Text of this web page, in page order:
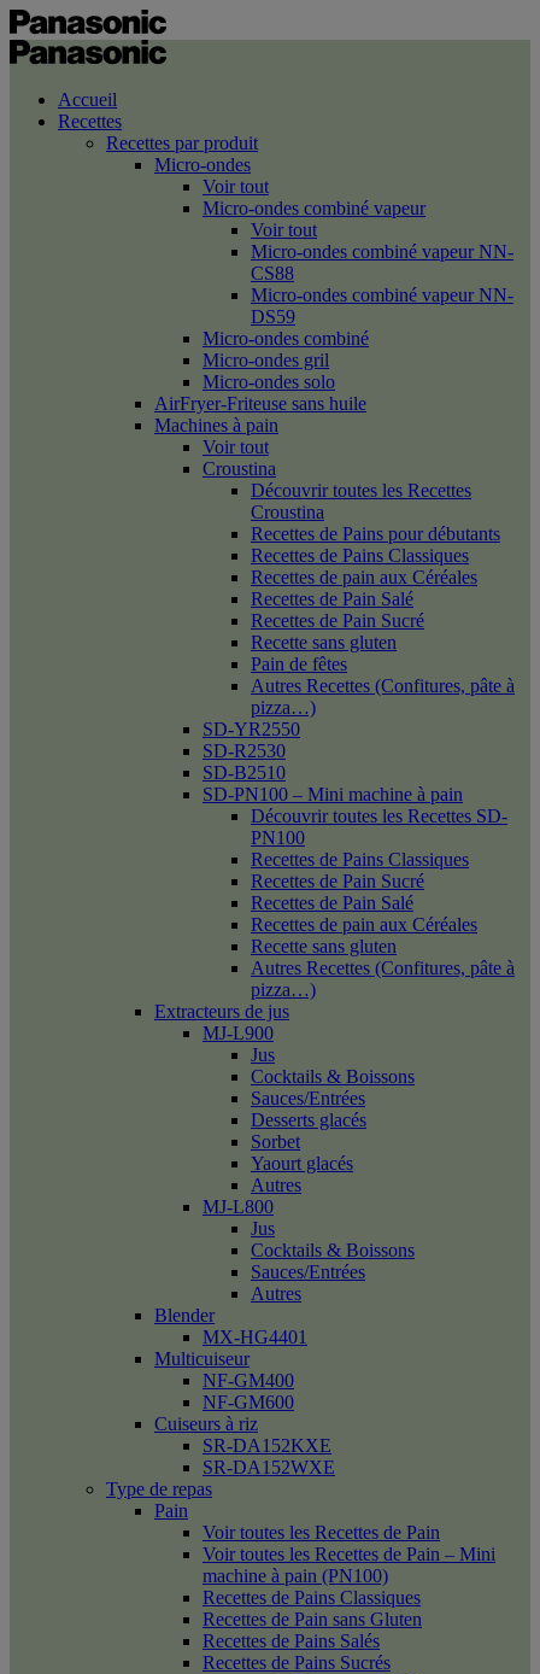
Accueil
Recettes
Recettes par produit
Micro-ondes
Voir tout
Micro-ondes combiné vapeur
Voir tout
Micro-ondes combiné vapeur NN-
CS88
Micro-ondes combiné vapeur NN-
DS59
Micro-ondes combiné
Micro-ondes gril
Micro-ondes solo
AirFryer-Friteuse sans huile
Machines à pain
Voir tout
Croustina
Découvrir toutes les Recettes
Croustina
Recettes de Pains pour débutants
Recettes de Pains Classiques
Recettes de pain aux Céréales
Recettes de Pain Salé
Recettes de Pain Sucré
Recette sans gluten
Pain de fêtes
Autres Recettes (Confitures, pâte à
pizza…)
SD-YR2550
SD-R2530
SD-B2510
SD-PN100 – Mini machine à pain
Découvrir toutes les Recettes SD-
PN100
Recettes de Pains Classiques
Recettes de Pain Sucré
Recettes de Pain Salé
Recettes de pain aux Céréales
Recette sans gluten
Autres Recettes (Confitures, pâte à
pizza…)
Extracteurs de jus
MJ-L900
Jus
Cocktails & Boissons
Sauces/Entrées
Desserts glacés
Sorbet
Yaourt glacés
Autres
MJ-L800
Jus
Cocktails & Boissons
Sauces/Entrées
Autres
Blender
MX-HG4401
Multicuiseur
NF-GM400
NF-GM600
Cuiseurs à riz
SR-DA152KXE
SR-DA152WXE
Type de repas
Pain
Voir toutes les Recettes de Pain
Voir toutes les Recettes de Pain – Mini
machine à pain (PN100)
Recettes de Pains Classiques
Recettes de Pain sans Gluten
Recettes de Pains Salés
Recettes de Pains Sucrés